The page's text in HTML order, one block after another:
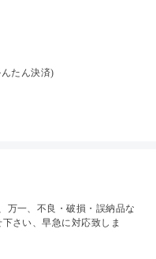
たん決済)
万一、不良・破損・誤納品な
さい、早急に対応致しま